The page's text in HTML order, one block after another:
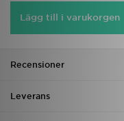
Lägg till i varukorgen
Recensioner
Leverans